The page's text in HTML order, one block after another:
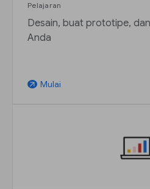
Pelajaran
Desain, buat prototipe,
Anda
arrow_outward Mulai